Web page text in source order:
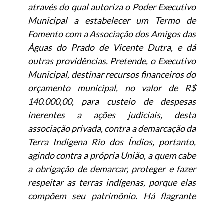
através do qual autoriza o Poder Executivo
Municipal a estabelecer um Termo de
Fomento com a Associação dos Amigos das
Águas do Prado de Vicente Dutra, e dá
outras providências. Pretende, o Executivo
Municipal, destinar recursos financeiros do
orçamento municipal, no valor de R$
140.000,00, para custeio de despesas
inerentes a ações judiciais, desta
associação privada, contra a demarcação da
Terra Indígena Rio dos Índios, portanto,
agindo contra a própria União, a quem cabe
a obrigação de demarcar, proteger e fazer
respeitar as terras indígenas, porque elas
compõem seu patrimônio. Há flagrante